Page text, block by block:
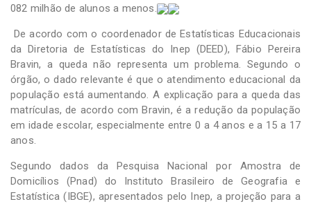
082 milhão de alunos a menos.
De acordo com o coordenador de Estatísticas Educacionais
da Diretoria de Estatísticas do Inep (DEED), Fábio Pereira
Bravin, a queda não representa um problema. Segundo o
órgão, o dado relevante é que o atendimento educacional da
população está aumentando. A explicação para a queda das
matrículas, de acordo com Bravin, é a redução da população
em idade escolar, especialmente entre 0 a 4 anos e a 15 a 17
anos.
Segundo dados da Pesquisa Nacional por Amostra de
Domicílios (Pnad) do Instituto Brasileiro de Geografia e
Estatística (IBGE), apresentados pelo Inep, a projeção para a